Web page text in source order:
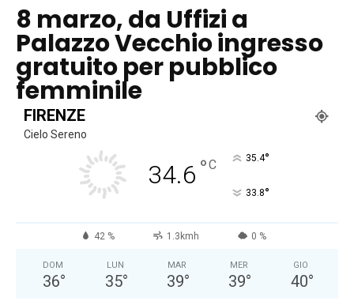
8 marzo, da Uffizi a
Palazzo Vecchio ingresso
gratuito per pubblico
femminile
FIRENZE
Cielo Sereno
34.6 °C 35.4°
33.8°
42 % 1.3kmh 0 %
DOM
36°
LUN
35°
MAR
39°
MER
39°
GIO
40°